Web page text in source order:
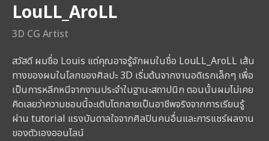
3D CG Artist
LouLL_AroLL
สวัสดี ผมชื่อ Louis แต่คุณอาจรู้จักผมในชื่อ LouLL_AroLL เส้น
ทางของผมในโลกของศิลปะ 3D เริ่มต้นจากงานอดิเรกเล็กๆ เพื่อ
เป็นการหลีกหนีจากงานประจำในฐานะสถาปนิก ตอนนั้นผมไม่เคย
คิดเลยว่าความชอบนี้จะเติบโตกลายเป็นอาชีพจริงจากการเรียนรู้
ผ่าน tutorial แรงบันดาลใจจากศิลปินคนอื่นและการแชร์ผลงาน
ของตัวเองออนไลน์